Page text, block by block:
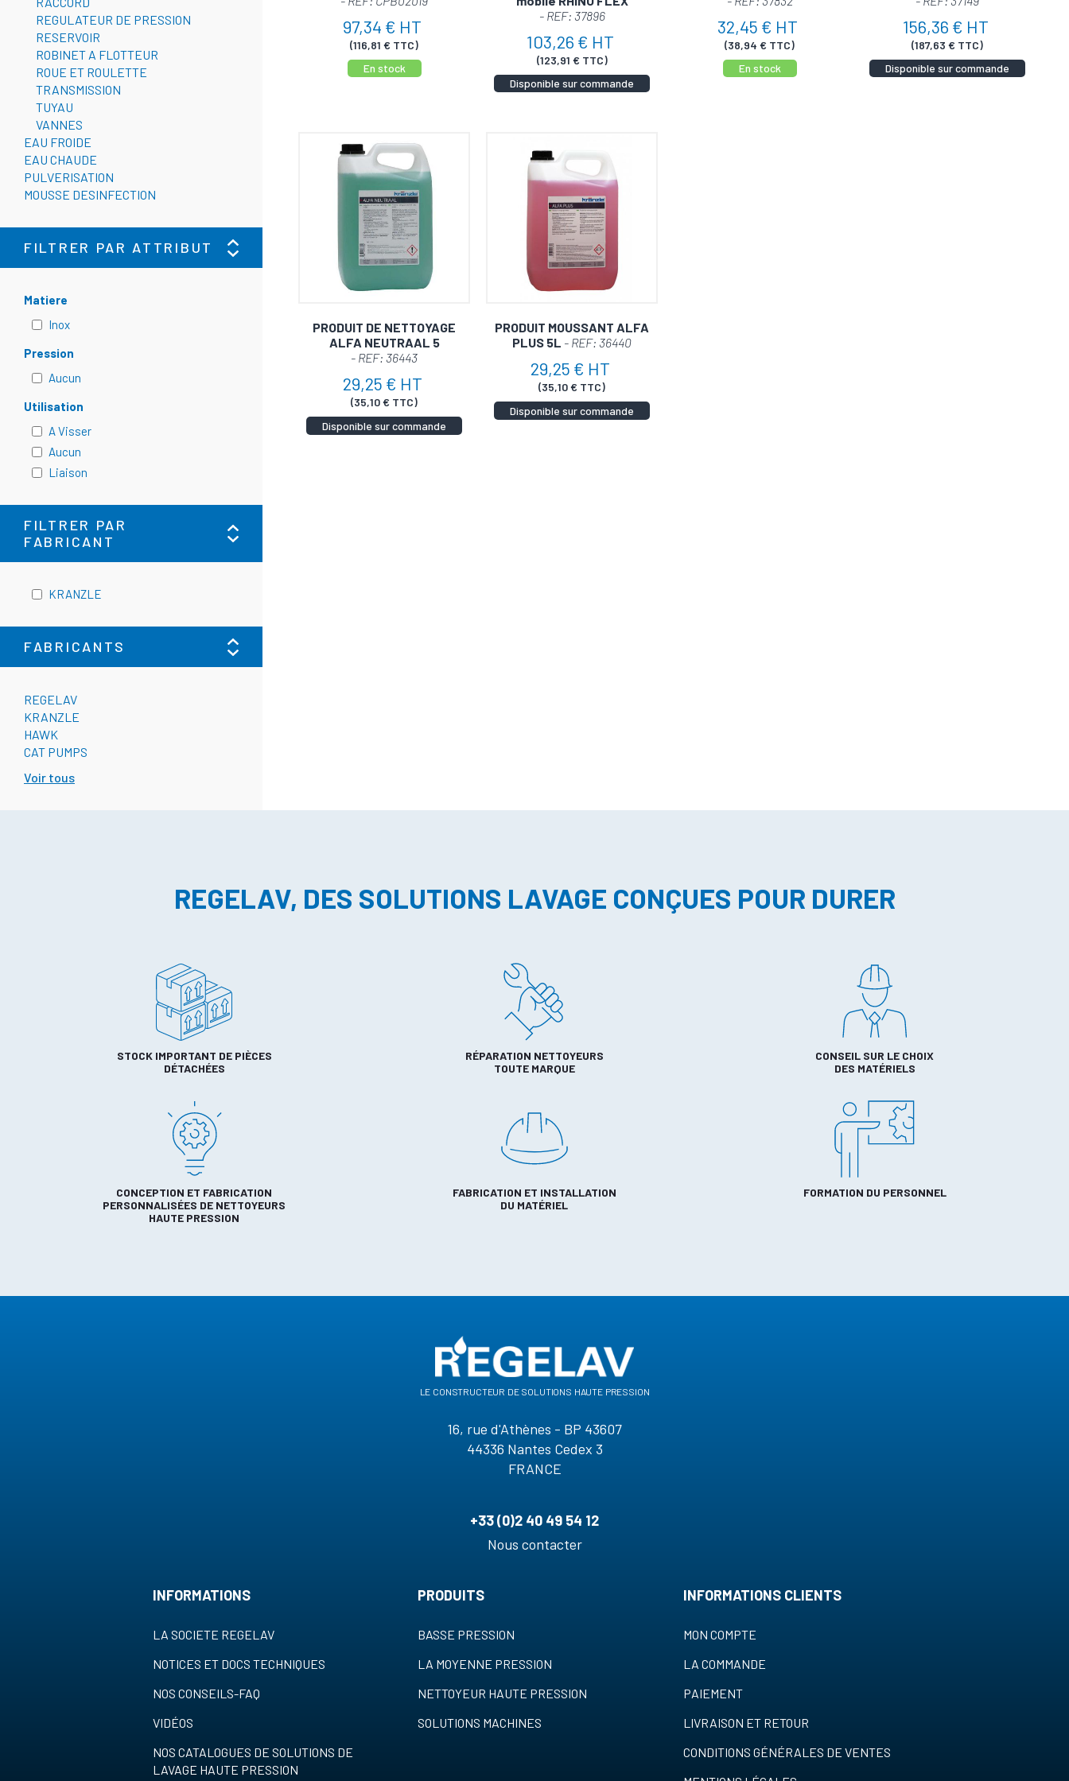
REGULATEUR DE PRESSION
RESERVOIR
ROBINET A FLOTTEUR
ROUE ET ROULETTE
TRANSMISSION
TUYAU
VANNES
EAU FROIDE
EAU CHAUDE
PULVERISATION
MOUSSE DESINFECTION
FILTRER PAR ATTRIBUT
Matiere
Inox
Pression
Aucun
Utilisation
A Visser
Aucun
Liaison
FILTRER PAR
FABRICANT
KRANZLE
FABRICANTS
REGELAV
KRANZLE
HAWK
CAT PUMPS
Voir tous
97,34 € HT
(116,81 € TTC)
En stock
- REF: 37896
103,26 € HT
(123,91 € TTC)
Disponible sur commande
32,45 € HT
(38,94 € TTC)
En stock
156,36 € HT
(187,63 € TTC)
Disponible sur commande
PRODUIT DE NETTOYAGE
ALFA NEUTRAAL 5
- REF: 36443
29,25 € HT
(35,10 € TTC)
Disponible sur commande
PRODUIT MOUSSANT ALFA
PLUS 5L - REF: 36440
29,25 € HT
(35,10 € TTC)
Disponible sur commande
REGELAV, DES SOLUTIONS LAVAGE CONÇUES POUR DURER
STOCK IMPORTANT DE PIÈCES
DÉTACHÉES
RÉPARATION NETTOYEURS
TOUTE MARQUE
CONSEIL SUR LE CHOIX
DES MATÉRIELS
CONCEPTION ET FABRICATION
PERSONNALISÉES DE NETTOYEURS
HAUTE PRESSION
FABRICATION ET INSTALLATION
DU MATÉRIEL
FORMATION DU PERSONNEL
le constructeur de solutions haute pression
16, rue d'Athènes - BP 43607
44336 Nantes Cedex 3
FRANCE
+33 (0)2 40 49 54 12
Nous contacter
INFORMATIONS
LA SOCIETE REGELAV
NOTICES ET DOCS TECHNIQUES
NOS CONSEILS-FAQ
VIDÉOS
NOS CATALOGUES DE SOLUTIONS DE
LAVAGE HAUTE PRESSION
PRODUITS
BASSE PRESSION
LA MOYENNE PRESSION
NETTOYEUR HAUTE PRESSION
SOLUTIONS MACHINES
INFORMATIONS CLIENTS
MON COMPTE
LA COMMANDE
PAIEMENT
LIVRAISON ET RETOUR
CONDITIONS GÉNÉRALES DE VENTES